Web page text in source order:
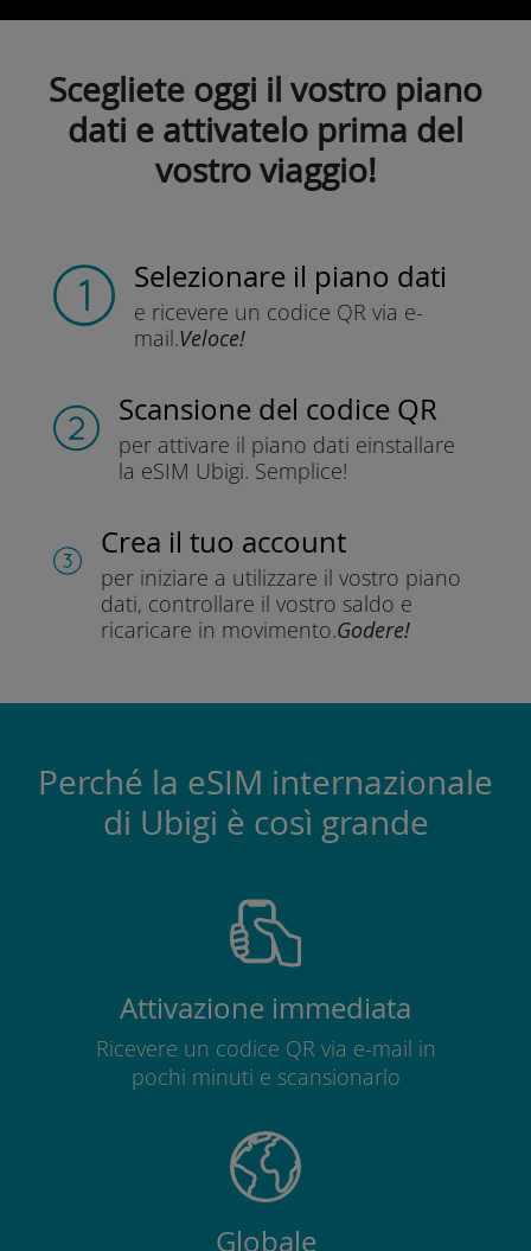
Scegliete oggi il vostro piano
dati e attivatelo prima del
vostro viaggio!
Selezionare il piano dati
e ricevere un codice QR via e-
mail.Veloce!
Scansione del codice QR
per attivare il piano dati einstallare
la eSIM Ubigi. Semplice!
Crea il tuo account
per iniziare a utilizzare il vostro piano
dati, controllare il vostro saldo e
ricaricare in movimento.Godere!
Perché la eSIM internazionale
di Ubigi è così grande
Attivazione immediata
Ricevere un codice QR via e-mail in
pochi minuti e scansionarlo
Globale